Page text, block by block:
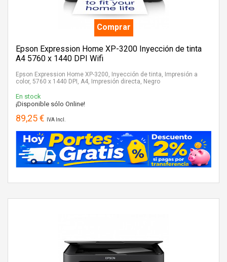
Comprar
Epson Expression Home XP-3200 Inyección de tinta
A4 5760 x 1440 DPI Wifi
Epson Expression Home XP-3200, Inyección de tinta, Impresión a
color, 5760 x 1440 DPI, A4, Impresión directa, Negro
En stock
¡Disponible sólo Online!
89,25 € IVA Incl.